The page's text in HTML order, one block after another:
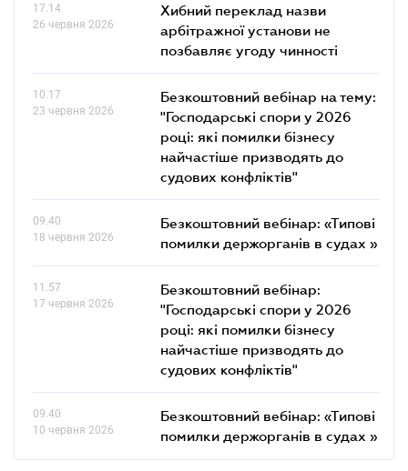
17.14
26 червня 2026
Хибний переклад назви
арбітражної установи не
позбавляє угоду чинності
10.17
23 червня 2026
Безкоштовний вебінар на тему:
"Господарські спори у 2026
році: які помилки бізнесу
найчастіше призводять до
судових конфліктів"
09.40
18 червня 2026
Безкоштовний вебінар: «Типові
помилки держорганів в судах »
11.57
17 червня 2026
Безкоштовний вебінар:
"Господарські спори у 2026
році: які помилки бізнесу
найчастіше призводять до
судових конфліктів"
09.40
10 червня 2026
Безкоштовний вебінар: «Типові
помилки держорганів в судах »